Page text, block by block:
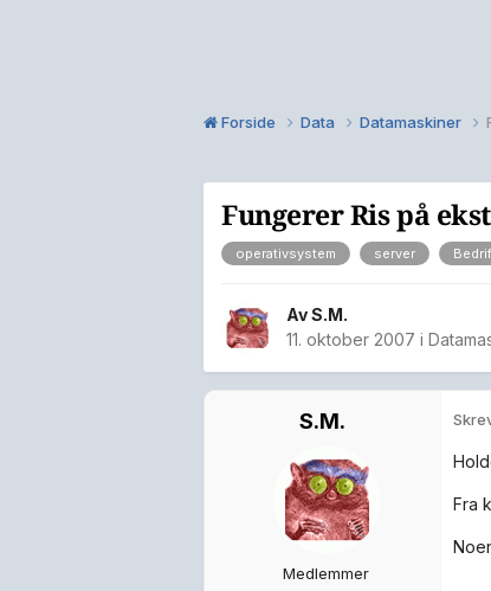
Forside Data Datamaskiner
Fungerer Ris på
operativsystem server
AvS.M.
11. oktober 2007 i
S.M.
Medlemmer
Fra